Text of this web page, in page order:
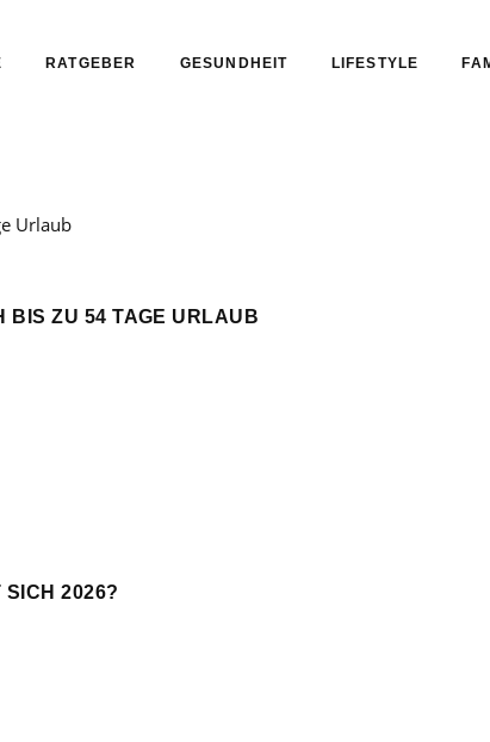
RATGEBER GESUNDHEIT LIFESTYLE
BIS ZU 54 TAGE URLAUB
2026?